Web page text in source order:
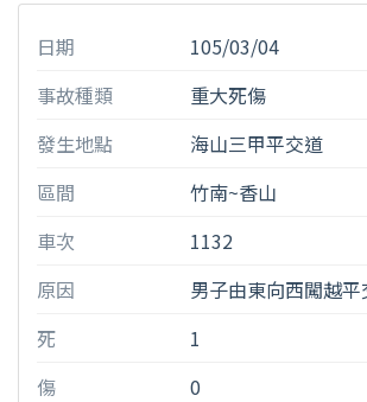
日期
105/03/04
事故種類
重大死傷
發生地點
海山三甲平交道
區間
竹南~香山
車次
1132
原因
男子由東向西闖越平
死
1
傷
0